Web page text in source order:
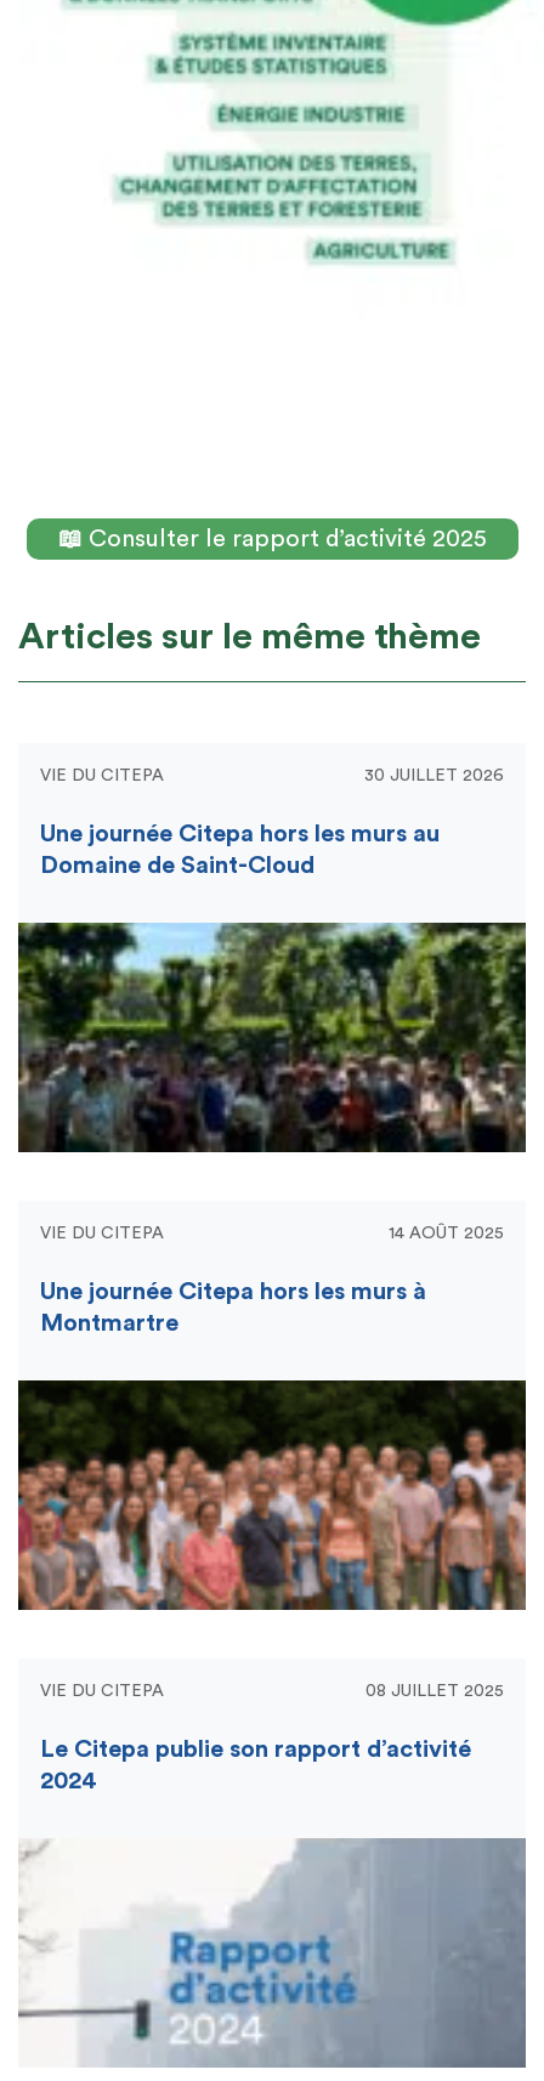
📖 Consulter le rapport d’activité 2025
Articles sur le même thème
VIE DU CITEPA 30 JUILLET 2026
Une journée Citepa hors les murs au
Domaine de Saint-Cloud
VIE DU CITEPA 14 AOÛT 2025
Une journée Citepa hors les murs à
Montmartre
VIE DU CITEPA 08 JUILLET 2025
Le Citepa publie son rapport d’activité
2024